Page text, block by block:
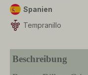
Spanien
Tempranillo
Beschreibung